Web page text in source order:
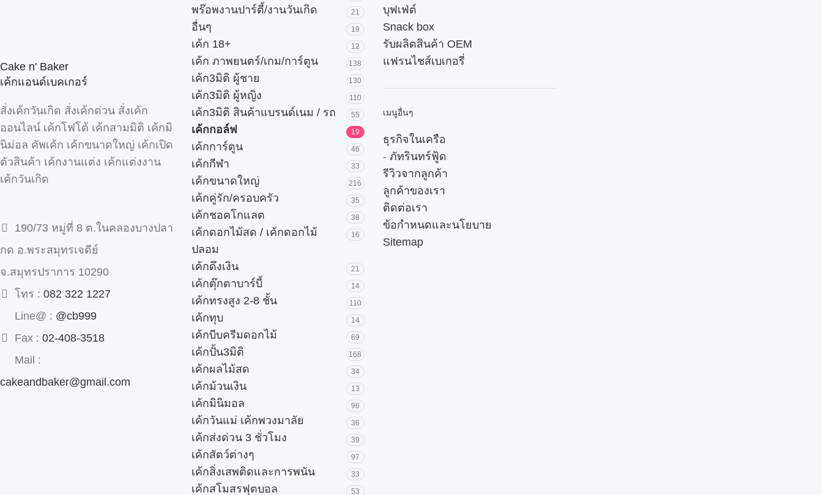
Cake n' Baker
เค้กแอนด์เบคเกอร์
สั่งเค้กวันเกิด สั่งเค้กด่วน สั่งเค้ก
ออนไลน์ เค้กโฟโต้ เค้กสามมิติ เค้กมิ
นิม่อล คัพเค้ก เค้กขนาดใหญ่ เค้กเปิด
ตัวสินค้า เค้กงานแต่ง เค้กแต่งงาน
เค้กวันเกิด
190/73 หมู่ที่ 8 ต.ในคลองบางปลา
กด อ.พระสมุทรเจดีย์
จ.สมุทรปราการ 10290
โทร : 082 322 1227
Line@ : @cb999
Fax : 02-408-3518
Mail :
cakeandbaker@gmail.com
พร๊อพงานปาร์ตี้/งานวันเกิด 21
อื่นๆ 19
เค้ก 18+ 12
เค้ก ภาพยนตร์/เกม/การ์ตูน 138
เค้ก3มิติ ผู้ชาย 130
เค้ก3มิติ ผู้หญิง 110
เค้ก3มิติ สินค้าแบรนด์เนม / รถ 55
เค้กกอล์ฟ 19
เค้กการ์ตูน 46
เค้กกีฬา 33
เค้กขนาดใหญ่ 216
เค้กคู่รัก/ครอบครัว 35
เค้กชอคโกแลต 38
เค้กดอกไม้สด / เค้กดอกไม้
ปลอม
16
เค้กดึงเงิน 21
เค้กตุ๊กตาบาร์บี้ 14
เค้กทรงสูง 2-8 ชั้น 110
เค้กทุบ 14
เค้กบีบครีมดอกไม้ 69
เค้กปั้น3มิติ 168
เค้กผลไม้สด 34
เค้กม้วนเงิน 13
เค้กมินิมอล 96
เค้กวันแม่ เค้กพวงมาลัย 36
เค้กส่งด่วน 3 ชั่วโมง 39
เค้กสัตว์ต่างๆ 97
เค้กสิ่งเสพติดและการพนัน 33
เค้กสโมสรฟุตบอล 53
บุฟเฟ่ต์
Snack box
รับผลิตสินค้า OEM
แฟรนไชส์เบเกอรี่
เมนูอื่นๆ
ธุรกิจในเครือ
- ภัทรินทร์ฟู้ด
รีวิวจากลูกค้า
ลูกค้าของเรา
ติดต่อเรา
ข้อกำหนดและนโยบาย
Sitemap